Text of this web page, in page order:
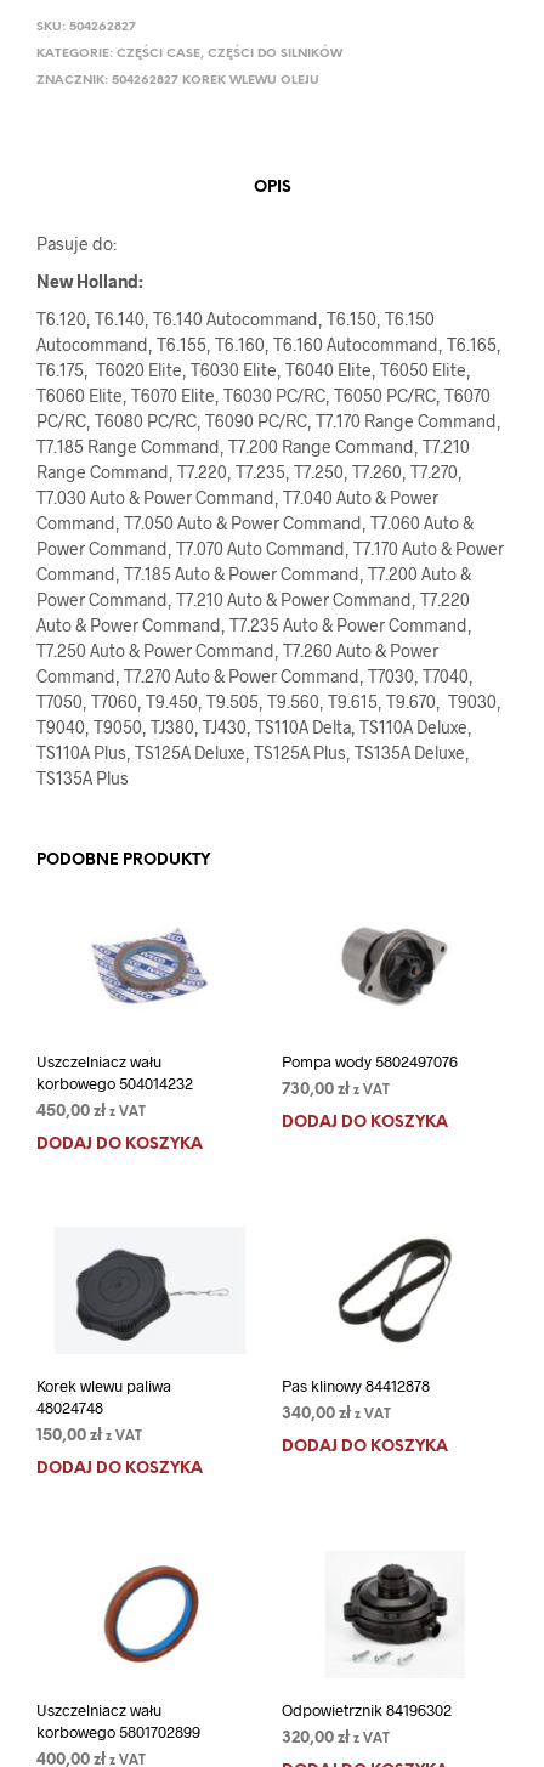
SKU: 504262827
KATEGORIE: CZĘŚCI CASE, CZĘŚCI DO SILNIKÓW
ZNACZNIK: 504262827 KOREK WLEWU OLEJU
OPIS
Pasuje do:
New Holland:
T6.120, T6.140, T6.140 Autocommand, T6.150, T6.150
Autocommand, T6.155, T6.160, T6.160 Autocommand, T6.165,
T6.175, T6020 Elite, T6030 Elite, T6040 Elite, T6050 Elite,
T6060 Elite, T6070 Elite, T6030 PC/RC, T6050 PC/RC, T6070
PC/RC, T6080 PC/RC, T6090 PC/RC, T7.170 Range Command,
T7.185 Range Command, T7.200 Range Command, T7.210
Range Command, T7.220, T7.235, T7.250, T7.260, T7.270,
T7.030 Auto & Power Command, T7.040 Auto & Power
Command, T7.050 Auto & Power Command, T7.060 Auto &
Power Command, T7.070 Auto Command, T7.170 Auto & Power
Command, T7.185 Auto & Power Command, T7.200 Auto &
Power Command, T7.210 Auto & Power Command, T7.220
Auto & Power Command, T7.235 Auto & Power Command,
T7.250 Auto & Power Command, T7.260 Auto & Power
Command, T7.270 Auto & Power Command, T7030, T7040,
T7050, T7060, T9.450, T9.505, T9.560, T9.615, T9.670, T9030,
T9040, T9050, TJ380, TJ430, TS110A Delta, TS110A Deluxe,
TS110A Plus, TS125A Deluxe, TS125A Plus, TS135A Deluxe,
TS135A Plus
PODOBNE PRODUKTY
Uszczelniacz wału
korbowego 504014232
450,00 zł z VAT
DODAJ DO KOSZYKA
Pompa wody 5802497076
730,00 zł z VAT
DODAJ DO KOSZYKA
Korek wlewu paliwa
48024748
150,00 zł z VAT
DODAJ DO KOSZYKA
Pas klinowy 84412878
340,00 zł z VAT
DODAJ DO KOSZYKA
Uszczelniacz wału
korbowego 5801702899
400,00 zł z VAT
Odpowietrznik 84196302
320,00 zł z VAT